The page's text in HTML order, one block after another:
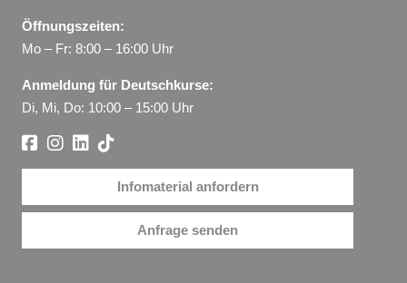
Öffnungszeiten:
Mo – Fr: 8:00 – 16:00 Uhr
Anmeldung für Deutschkurse:
Di, Mi, Do: 10:00 – 15:00 Uhr
Infomaterial anfordern
Anfrage senden